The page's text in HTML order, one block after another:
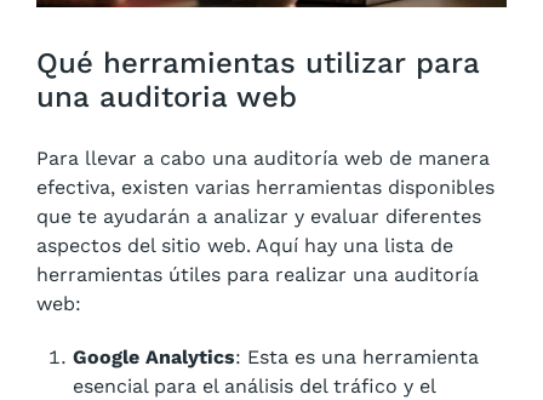
Qué herramientas utilizar para
una auditoria web
Para llevar a cabo una auditoría web de manera
efectiva, existen varias herramientas disponibles
que te ayudarán a analizar y evaluar diferentes
aspectos del sitio web. Aquí hay una lista de
herramientas útiles para realizar una auditoría
web:
Google Analytics: Esta es una herramienta
esencial para el análisis del tráfico y el